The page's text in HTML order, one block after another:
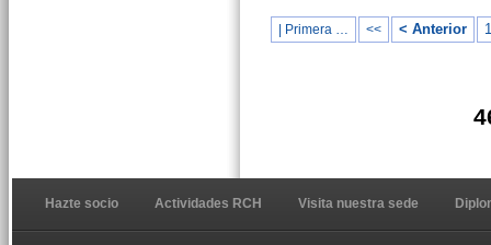
| Primera … << < Anterior
Hazte socio Actividades RCH Visita nuestra sede